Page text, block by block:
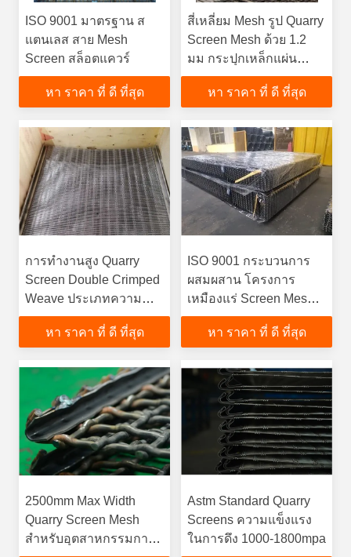
ISO 9001 มาตรฐาน ส
แตนเลส สาย Mesh
Screen สล็อตแควร์
หา ราคา ที่ ดี ที่สุด
สี่เหลี่ยม Mesh รูป Quarry
Screen Mesh ด้วย 1.2
มม กระปุกเหล็กแผ่น
Hook Covers
หา ราคา ที่ ดี ที่สุด
การทํางานสูง Quarry
Screen Double Crimped
Weave ประเภทความ
อดทนของช่อง 3%
หา ราคา ที่ ดี ที่สุด
ISO 9001 กระบวนการ
ผสมผสาน โครงการ
เหมืองแร่ Screen Mesh
ความแข็งแรงในการดึง
1000-1800 Mpa
หา ราคา ที่ ดี ที่สุด
2500mm Max Width
Quarry Screen Mesh
สําหรับอุตสาหกรรมการ
Astm Standard Quarry
Screens ความแข็งแรง
ในการดึง 1000-1800mpa